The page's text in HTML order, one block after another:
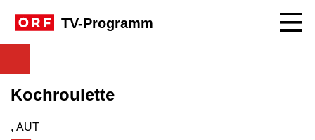
TV-Programm
Kochroulette
Produktionsland: AUT
, AUT